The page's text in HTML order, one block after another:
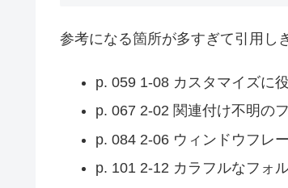
参考になる箇所が多すぎて引用し
p. 059 1-08 カスタマイズに
p. 067 2-02 関連付け不明の
p. 084 2-06 ウィンドウフレ
p. 101 2-12 カラフルなフォ